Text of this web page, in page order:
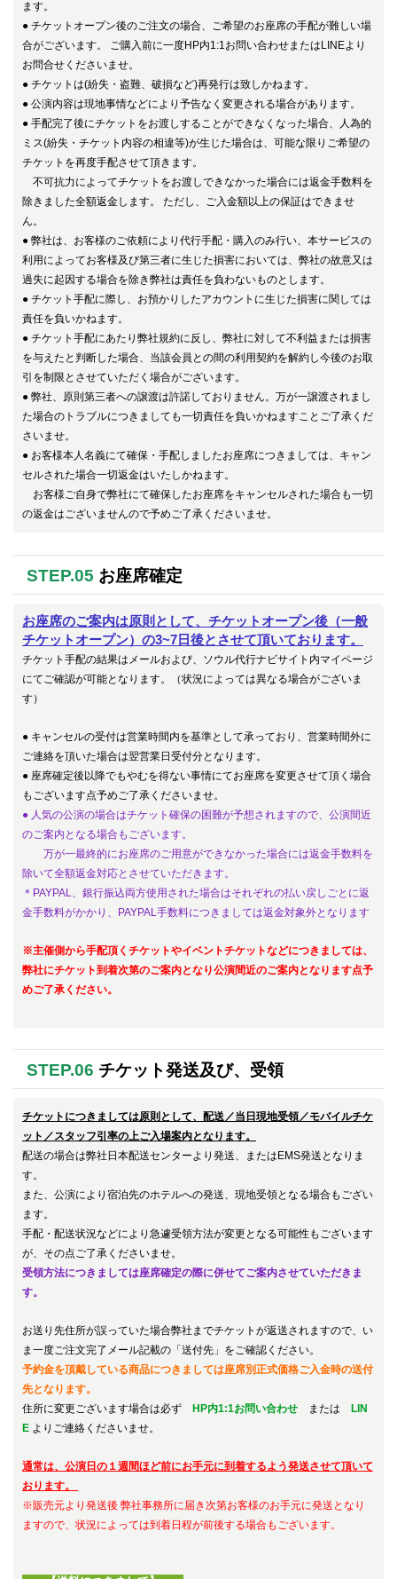
ます。
● チケットオープン後のご注文の場合、ご希望のお座席の手配が難しい場
合がございます。 ご購入前に一度HP内1:1お問い合わせまたはLINEより
お問合せくださいませ。
● チケットは(紛失・盗難、破損など)再発行は致しかねます。
● 公演内容は現地事情などにより予告なく変更される場合があります。
● 手配完了後にチケットをお渡しすることができなくなった場合、人為的
ミス(紛失・チケット内容の相違等)が生じた場合は、 可能な限りご希望の
チケットを再度手配させて頂きます。
不可抗力によってチケットをお渡しできなかった場合には返金手数料を
除きました全額返金します。 ただし、ご入金額以上の保証はできませ
ん。
● 弊社は、お客様のご依頼により代行手配・購入のみ行い、 本サービスの
利用によってお客様及び第三者に生じた損害においては、弊社の故意又は
過失に起因する場合を除き弊社は責任を負わないものとします。
● チケット 手配に際し、お預かりしたアカウントに生じた損害に関しては
責任を負いかねます。
● チケット手配にあたり弊社規約に反し、弊社に対して不利益または損害
を与えたと判断した場合、当該会員との間の利用契約を解約し今後のお取
引を制限とさせていただく場合がございます。
● 弊社、原則第三者への譲渡は許諾しておりません。万が一譲渡されまし
た場合のトラブルにつきましても一切責任を負いかねますことご了承くだ
さいませ。
● お客様本人名義にて確保・手配しましたお座席につきましては、キャン
セルされた場合一切返金はいたしかねます。
お客様ご自身で弊社にて確保したお座席をキャンセルされた場合も一切
の返金はございませんので予めご了承くださいませ。
STEP.05 お座席確定
お座席のご案内は原則として、チケットオープン後（一般
チケットオープン）の3~7日後とさせて頂いております。
チケット手配の結果はメールおよび、ソウル代行ナビサイト内マイページ
にてご確認が可能となります。（状況によっては異なる場合がございま
す）
● キャンセルの受付は営業時間内を基準として承っており、営業時間外に
ご連絡を頂いた場合は翌営業日受付分となります。
● 座席確定後以降でもやむを得ない事情にてお座席を変更させて頂く場合
もございます点予めご了承くださいませ。
● 人気の公演の場合はチケット確保の困難が予想されますので、公演間近
のご案内となる場合もございます。
万が一最終的にお座席のご用意ができなかった場合には返金手数料を
除いて全額返金対応とさせていただきます。
＊PAYPAL、銀行振込両方使用された場合はそれぞれの払い戻しごとに返
金手数料がかかり、PAYPAL手数料につきましては返金対象外となります
※主催側から手配頂くチケットやイベントチケットなどにつきましては、
弊社にチケット到着次第のご案内となり公演間近のご案内となります点予
めご了承ください。
STEP.06 チケット発送及び、受領
チケットにつきましては原則として、配送／当日現地受領／モバイルチケ
ット／スタッフ引率の上ご入場案内となります。
配送の場合は弊社日本配送センターより発送、またはEMS発送となりま
す。
また、公演により宿泊先のホテルへの発送、現地受領となる場合もござい
ます。
手配・配送状況などにより急遽受領方法が変更となる可能性もございます
が、その点ご了承くださいませ。
受領方法につきましては座席確定の際に併せてご案内させていただきま
す。
お送り先住所が誤っていた場合弊社までチケットが返送されますので、い
ま一度ご注文完了メール記載の「送付先」をご確認ください。
予約金を頂戴している商品につきましては座席別正式価格ご入金時の送付
先となります。
住所に変更ございます場合は必ず
HP内1:1お問い合わせ または
LIN
E よりご連絡くださいませ。
通常は、公演日の１週間ほど前にお手元に到着するよう発送させて頂いて
おります。
※販売元より発送後 弊社事務所に届き次第お客様のお手元に発送となり
ますので、状況によっては到着日程が前後する場合もございます。